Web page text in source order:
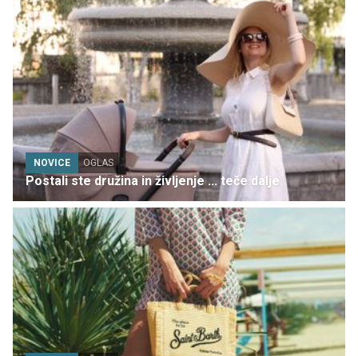
NOVICE OGLAS
Postali ste družina in življenje ... teče dalje